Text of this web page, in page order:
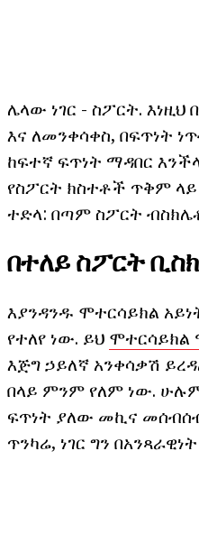
ሌላው ነገር - ስፖርት.
እና ለመንቀሳቀስ, በፍጥነት
ከፍተኛ ፍጥነት ማዳበር
የስፖርት ክስተቶች ጥቅም
ተድላ: በጣም ስፖርት
በተለይ ስፖርት
እያንዳንዱ ሞተርሳይክል
የተለየ ነው. ይህ ሞተርሳይክል
እጅግ ኃይለኛ አንቀሳቃሽ
በላይ ምንም የለም ነው.
ፍጥነት ያለው መኪና
ጥንካሬ, ነገር ግን